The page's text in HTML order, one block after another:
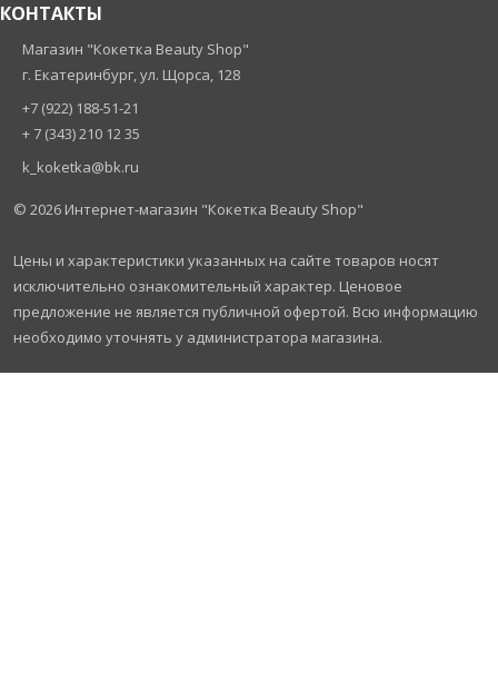
КОНТАКТЫ
Магазин "Кокетка Beauty Shop"
г. Екатеринбург, ул. Щорса, 128
+7 (922) 188-51-21
+ 7 (343) 210 12 35
k_koketka@bk.ru
© 2026 Интернет-магазин "Кокетка Beauty Shop"
Цены и характеристики указанных на сайте товаров носят
исключительно ознакомительный характер. Ценовое
предложение не является публичной офертой. Всю информацию
необходимо уточнять у администратора магазина.